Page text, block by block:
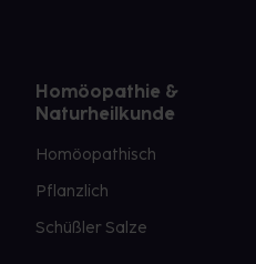
Homöopathie &
Naturheilkunde
Homöopathisch
Pflanzlich
Schüßler Salze